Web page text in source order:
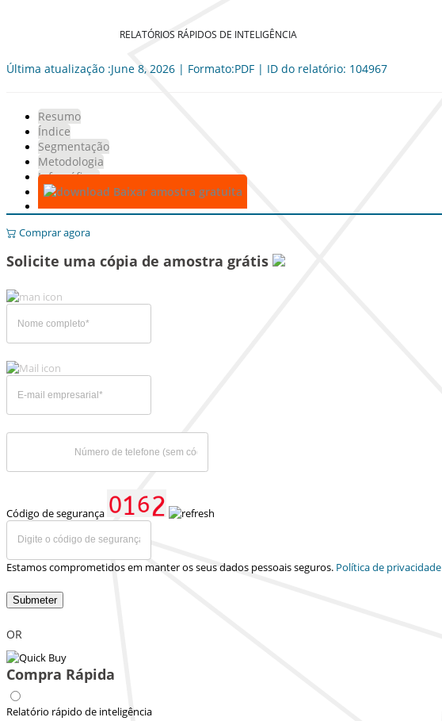
RELATÓRIOS RÁPIDOS DE INTELIGÊNCIA
Última atualização :June 8, 2026 | Formato:PDF | ID do relatório: 104967
Resumo
Índice
Segmentação
Metodologia
Infográficos
Baixar amostra gratuita
Comprar agora
Solicite uma cópia de amostra grátis
Código de segurança
Estamos comprometidos em manter os seus dados pessoais seguros. Política de privacidade
Submeter
OR
Compra Rápida
Relatório rápido de inteligência